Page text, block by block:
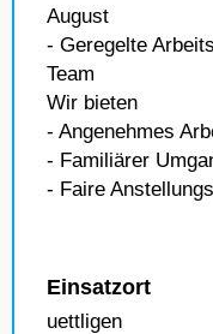
August
- Geregelte
Team
Wir bieten
- Angenehmes
- Familiärer
- Faire
Einsatzort
uettligen